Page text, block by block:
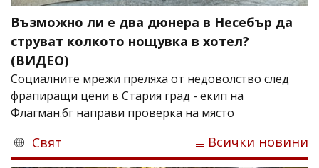
Възможно ли е два дюнера в Несебър да
струват колкото нощувка в хотел?
(ВИДЕО)
Социалните мрежи преляха от недоволство след
фрапиращи цени в Стария град - екип на
Флагман.бг направи проверка на място
Свят Всички новини